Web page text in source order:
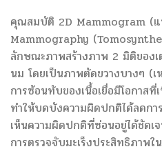
คุณสมบัติ 2D Mammogram (
Mammography
ลักษณะภาพสร้างภาพ 2 มิติของ
นม โดยเป็นภาพตัดขวางบางๆ (เ
การซ้อนทับของเนื้อเยื่อมีโอกาสที่
ทำให้บดบังความผิดปกติได้ลดกา
เห็นความผิดปกติที่ซ่อนอยู่ได้ชัดเ
การตรวจจับมะเร็งประสิทธิภาพใ